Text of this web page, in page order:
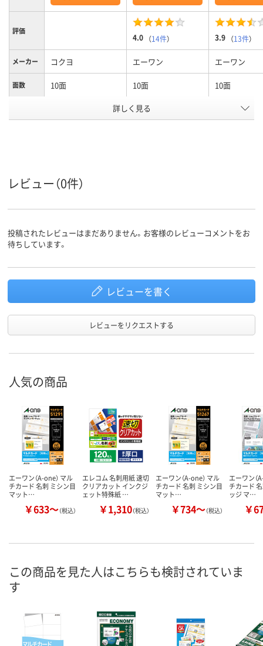
評価
4.0 （14件） 3.9 （13件）
メーカー コクヨ エーワン エーワン
面数 10面 10面 10面
米・0.20mm
0.25mm 0.25mm
スコア
75 75
詳しく見る
レビュー（0件）
投稿されたレビューはまだありません。お客様のレビューコメントをお
待ちしています。
レビューを書く
レビューをリクエストする
人気の商品
エーワン（A-one） マル
チカード 名刺 ミシン目
マット…
￥633～（税込）
エレコム 名刺用紙 速切
クリアカット インクジ
ェット特殊紙 …
￥1,310（税込）
エーワン（A-one） マル
チカード 名刺 ミシン目
マット…
￥734～（税込）
エーワン（
チカード
ッジ マ…
￥
この商品を見た人はこちらも検討されていま
す